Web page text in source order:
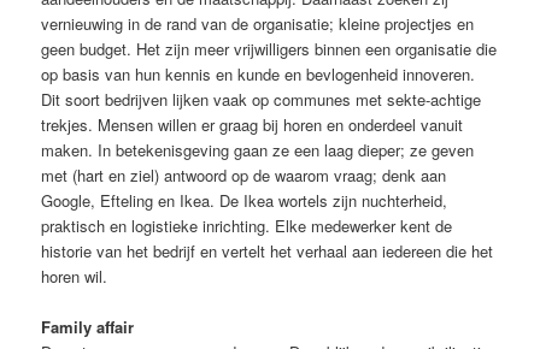
vernieuwing in de rand van de organisatie; kleine projectjes en
geen budget. Het zijn meer vrijwilligers binnen een organisatie die
op basis van hun kennis en kunde en bevlogenheid innoveren.
Dit soort bedrijven lijken vaak op communes met sekte-achtige
trekjes. Mensen willen er graag bij horen en onderdeel vanuit
maken. In betekenisgeving gaan ze een laag dieper; ze geven
met (hart en ziel) antwoord op de waarom vraag; denk aan
Google, Efteling en Ikea. De Ikea wortels zijn nuchterheid,
praktisch en logistieke inrichting. Elke medewerker kent de
historie van het bedrijf en vertelt het verhaal aan iedereen die het
horen wil.
Family affair